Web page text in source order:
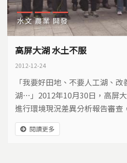
水文 農業 開發
高屏大湖 水土不服
2012-12-24
「我要好田地、不要人工湖、
湖…」2012年10月30日，高屏
進行環境現況差異分析報告審
議農民，場內則進行熱烈討論。
閱讀更多